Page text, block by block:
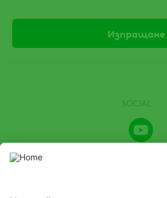
SOCIAL